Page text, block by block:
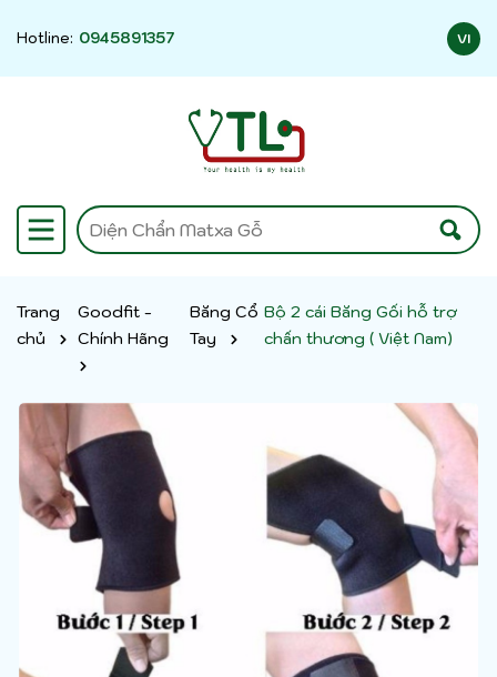
Hotline: 0945891357 VI
Trang
chủ
Goodfit -
Chính Hãng
Băng Cổ
Tay
Bộ 2 cái Băng Gối hỗ trợ
chấn thương ( Việt Nam)